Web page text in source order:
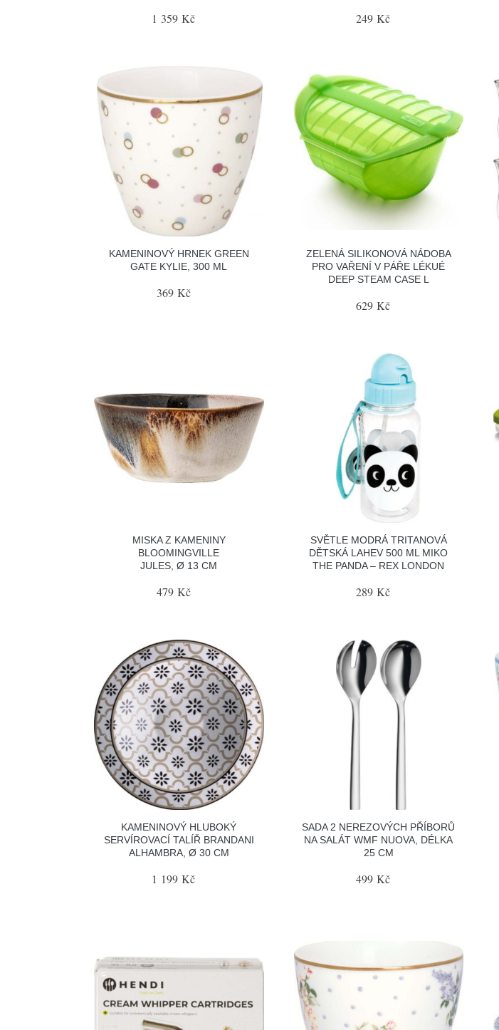
1 359 Kč 249 Kč
KAMENINOVÝ HRNEK GREEN
GATE KYLIE, 300 ML
369 Kč
ZELENÁ SILIKONOVÁ NÁDOBA
PRO VAŘENÍ V PÁŘE LÉKUÉ
DEEP STEAM CASE L
629 Kč
MISKA Z KAMENINY
BLOOMINGVILLE
JULES, Ø 13 CM
479 Kč
SVĚTLE MODRÁ TRITANOVÁ
DĚTSKÁ LAHEV 500 ML MIKO
THE PANDA – REX LONDON
289 Kč
KAMENINOVÝ HLUBOKÝ
SERVÍROVACÍ TALÍŘ BRANDANI
ALHAMBRA, Ø 30 CM
1 199 Kč
SADA 2 NEREZOVÝCH PŘÍBORŮ
NA SALÁT WMF NUOVA, DÉLKA
25 CM
499 Kč